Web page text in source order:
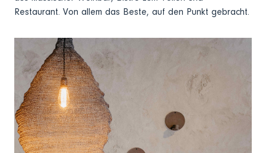
Restaurant. Von allem das Beste, auf den Punkt gebracht.